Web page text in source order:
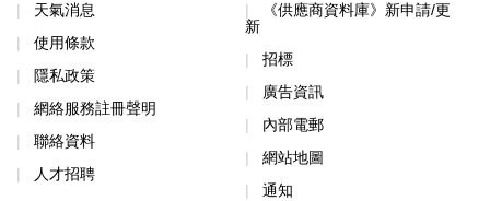
天氣消息
使用條款
隱私政策
網絡服務註冊聲明
聯絡資料
人才招聘
《供應商資料庫》新申請/更
新
招標
廣告資訊
內部電郵
網站地圖
通知